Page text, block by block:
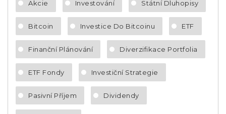
Akcie Investování Státní Dluhopisy
Bitcoin Investice Do Bitcoinu ETF
Finanční Plánování Diverzifikace Portfolia
ETF Fondy Investiční Strategie
Pasivní Příjem Dividendy